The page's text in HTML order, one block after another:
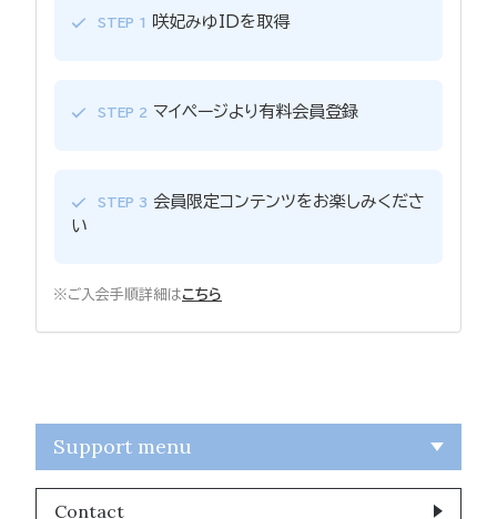
STEP 1 咲妃みゆIDを取得
STEP 2 マイページより有料会員登録
STEP 3
会員限定コンテンツをお楽しみくださ
い
※ご入会手順詳細はこちら
Support menu
Contact